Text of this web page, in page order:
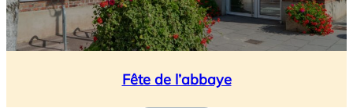
Fête de l’abbaye